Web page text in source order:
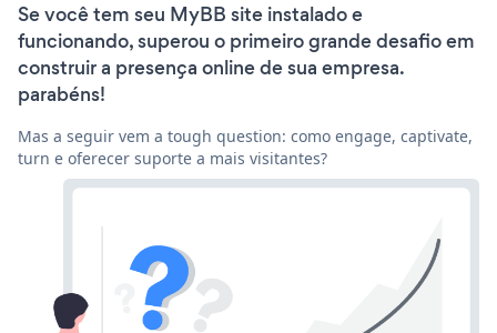
Se você tem seu MyBB site instalado e
funcionando, superou o primeiro grande desafio em
construir a presença online de sua empresa.
parabéns!
Mas a seguir vem a tough question: como engage, captivate,
turn e oferecer suporte a mais visitantes?